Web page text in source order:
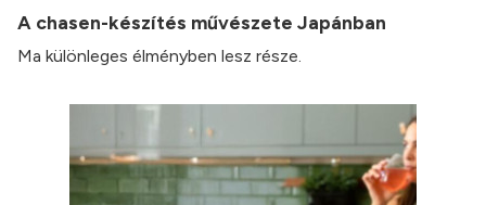
A chasen-készítés művészete Japánban
Ma különleges élményben lesz része.